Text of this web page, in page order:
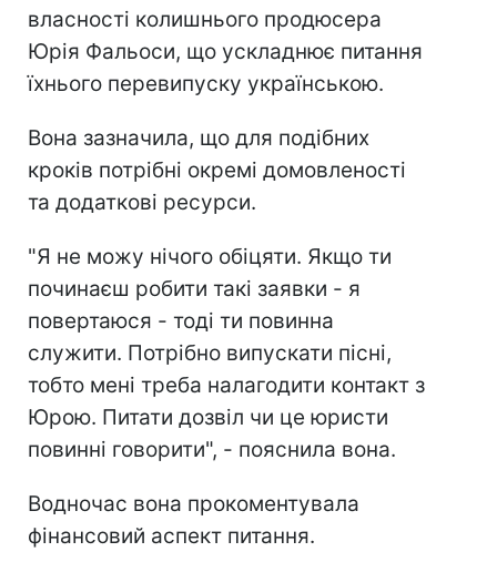
власності колишнього продюсера
Юрія Фальоси, що ускладнює питання
їхнього перевипуску українською.
Вона зазначила, що для подібних
кроків потрібні окремі домовленості
та додаткові ресурси.
"Я не можу нічого обіцяти. Якщо ти
починаєш робити такі заявки - я
повертаюся - тоді ти повинна
служити. Потрібно випускати пісні,
тобто мені треба налагодити контакт з
Юрою. Питати дозвіл чи це юристи
повинні говорити", - пояснила вона.
Водночас вона прокоментувала
фінансовий аспект питання.